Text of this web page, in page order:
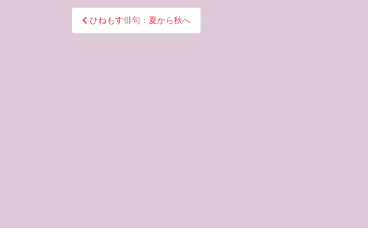
投
稿
ひねもす俳句：夏から秋へ